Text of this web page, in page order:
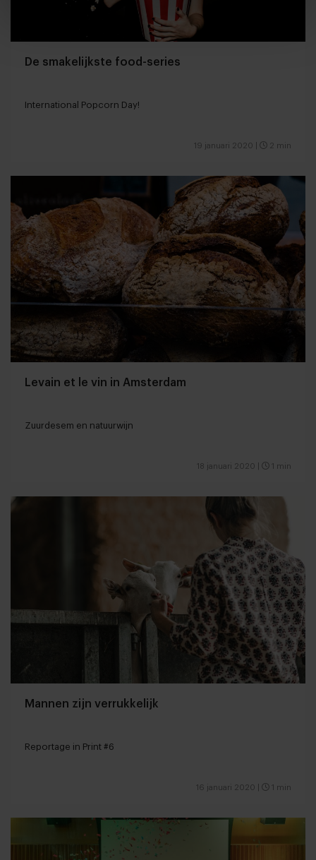
De smakelijkste food-series
International Popcorn Day!
19 januari 2020 2 min
Levain et le vin in Amsterdam
Zuurdesem en natuurwijn
18 januari 2020 1 min
Mannen zijn verrukkelijk
Reportage in Print #6
16 januari 2020 1 min